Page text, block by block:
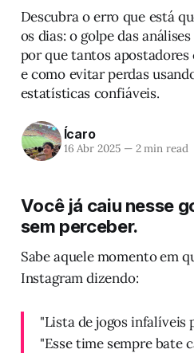
Descubra o erro que está
os dias: o golpe das
por que tantos apostadores
e como evitar perdas
estatísticas confiáveis.
Ícaro
16 Abr 2025 —2 min read
Você já caiu nesse
sem perceber.
Sabe aquele momento em
Instagram dizendo:
"Lista de jogos infalíveis
"Esse time sempre bate